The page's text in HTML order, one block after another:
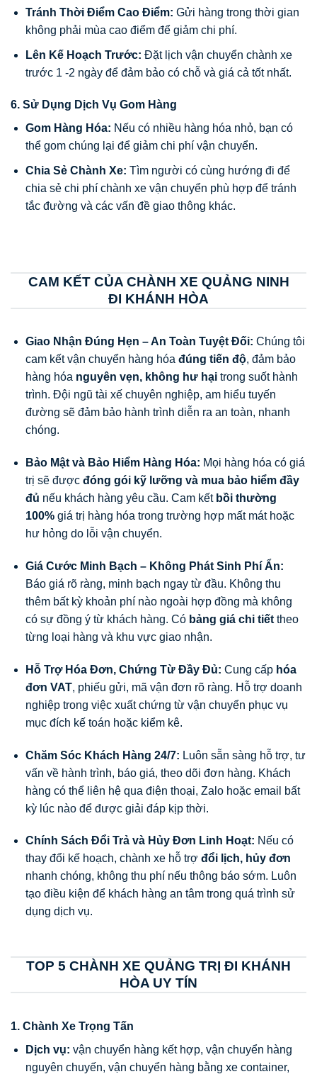
Tránh Thời Điểm Cao Điểm: Gửi hàng trong thời gian
không phải mùa cao điểm để giảm chi phí.
Lên Kế Hoạch Trước: Đặt lịch vận chuyển chành xe
trước 1 -2 ngày để đảm bảo có chỗ và giá cả tốt nhất.
6. Sử Dụng Dịch Vụ Gom Hàng
Gom Hàng Hóa: Nếu có nhiều hàng hóa nhỏ, bạn có
thể gom chúng lại để giảm chi phí vận chuyển.
Chia Sẻ Chành Xe: Tìm người có cùng hướng đi để
chia sẻ chi phí chành xe vận chuyển phù hợp để tránh
tắc đường và các vấn đề giao thông khác.
CAM KẾT CỦA CHÀNH XE QUẢNG NINH
ĐI KHÁNH HÒA
Giao Nhận Đúng Hẹn – An Toàn Tuyệt Đối: Chúng tôi
cam kết vận chuyển hàng hóa đúng tiến độ, đảm bảo
hàng hóa nguyên vẹn, không hư hạitrong suốt hành
trình. Đội ngũ tài xế chuyên nghiệp, am hiểu tuyến
đường sẽ đảm bảo hành trình diễn ra an toàn, nhanh
chóng.
Bảo Mật và Bảo Hiểm Hàng Hóa: Mọi hàng hóa có giá
trị sẽ được đóng gói kỹ lưỡng và mua bảo hiểm đầy
đủ nếu khách hàng yêu cầu. Cam kết bồi thường
100%giá trị hàng hóa trong trường hợp mất mát hoặc
hư hỏng do lỗi vận chuyển.
Giá Cước Minh Bạch – Không Phát Sinh Phí Ẩn:
Báo giá rõ ràng, minh bạch ngay từ đầu. Không thu
thêm bất kỳ khoản phí nào ngoài hợp đồng mà không
có sự đồng ý từ khách hàng. Có bảng giá chi tiếttheo
từng loại hàng và khu vực giao nhận.
Hỗ Trợ Hóa Đơn, Chứng Từ Đầy Đủ: Cung cấp hóa
đơn VAT, phiếu gửi, mã vận đơn rõ ràng. Hỗ trợ doanh
nghiệp trong việc xuất chứng từ vận chuyển phục vụ
mục đích kế toán hoặc kiểm kê.
Chăm Sóc Khách Hàng 24/7: Luôn sẵn sàng hỗ trợ, tư
vấn về hành trình, báo giá, theo dõi đơn hàng. Khách
hàng có thể liên hệ qua điện thoại, Zalo hoặc email bất
kỳ lúc nào để được giải đáp kịp thời.
Chính Sách Đổi Trả và Hủy Đơn Linh Hoạt: Nếu có
thay đổi kế hoạch, chành xe hỗ trợ đổi lịch, hủy đơn
nhanh chóng, không thu phí nếu thông báo sớm. Luôn
tạo điều kiện để khách hàng an tâm trong quá trình sử
dụng dịch vụ.
TOP 5 CHÀNH XE QUẢNG TRỊ ĐI KHÁNH
HÒA UY TÍN
1. Chành Xe Trọng Tấn
Dịch vụ: vận chuyển hàng kết hợp, vận chuyển hàng
nguyên chuyến, vận chuyển hàng bằng xe container,